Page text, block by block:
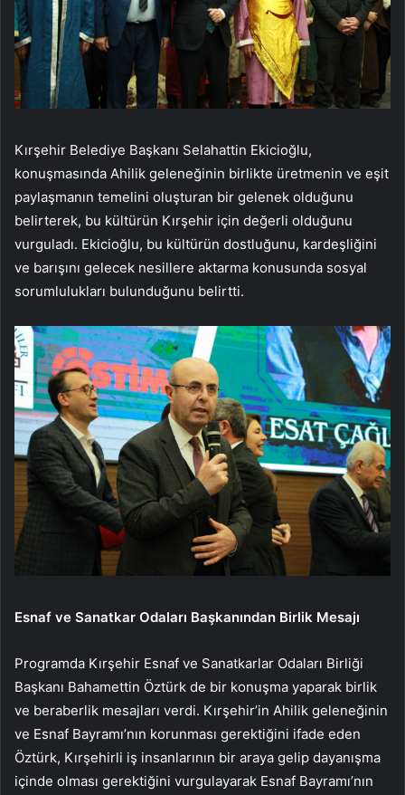
Kırşehir Belediye Başkanı Selahattin Ekicioğlu,
konuşmasında Ahilik geleneğinin birlikte üretmenin ve eşit
paylaşmanın temelini oluşturan bir gelenek olduğunu
belirterek, bu kültürün Kırşehir için değerli olduğunu
vurguladı. Ekicioğlu, bu kültürün dostluğunu, kardeşliğini
ve barışını gelecek nesillere aktarma konusunda sosyal
sorumlulukları bulunduğunu belirtti.
Esnaf ve Sanatkar Odaları Başkanından Birlik Mesajı
Programda Kırşehir Esnaf ve Sanatkarlar Odaları Birliği
Başkanı Bahamettin Öztürk de bir konuşma yaparak birlik
ve beraberlik mesajları verdi. Kırşehir’in Ahilik geleneğinin
ve Esnaf Bayramı’nın korunması gerektiğini ifade eden
Öztürk, Kırşehirli iş insanlarının bir araya gelip dayanışma
içinde olması gerektiğini vurgulayarak Esnaf Bayramı’nın